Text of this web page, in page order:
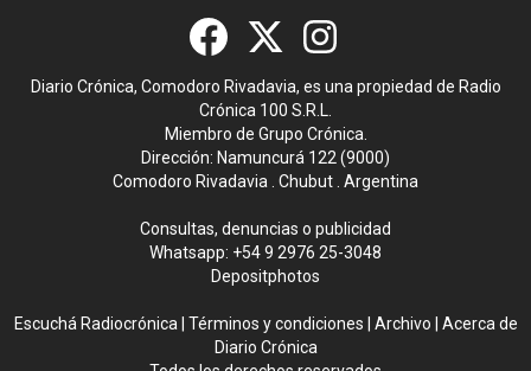
Diario Crónica, Comodoro Rivadavia, es una propiedad de Radio
Crónica 100 S.R.L.
Miembro de Grupo Crónica.
Dirección: Namuncurá 122 (9000)
Comodoro Rivadavia . Chubut . Argentina
Consultas, denuncias o publicidad
Whatsapp: +54 9 2976 25-3048
Depositphotos
Escuchá Radiocrónica Términos y condiciones Archivo
Acerca de
Diario Crónica